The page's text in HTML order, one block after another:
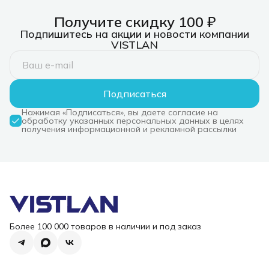
Получите скидку 100 ₽
Подпишитесь на акции и новости компании
VISTLAN
Подписаться
Нажимая «Подписаться», вы даете согласие на
обработку указанных персональных данных в целях
получения информационной и рекламной рассылки
Более 100 000 товаров в наличии и под заказ